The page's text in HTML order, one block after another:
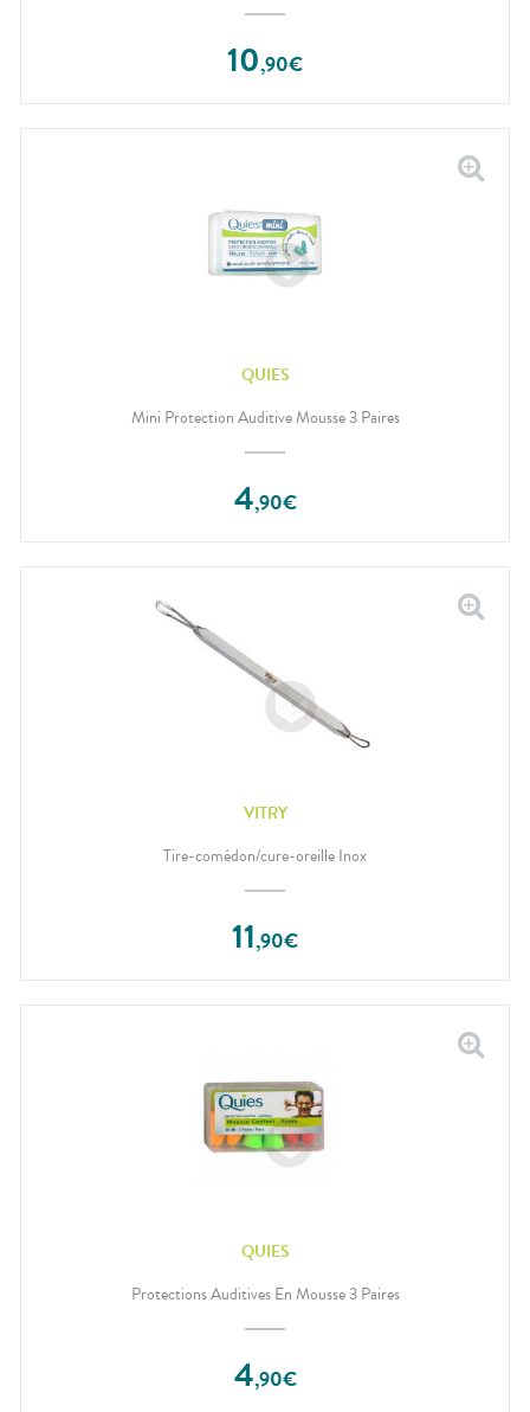
10,90€
QUIES
Mini Protection Auditive Mousse 3 Paires
4,90€
VITRY
Tire-comédon/cure-oreille Inox
11,90€
QUIES
Protections Auditives En Mousse 3 Paires
4,90€